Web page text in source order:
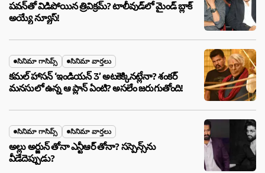
పవన్‌తో విడిపోయిన త్రివిక్రమ్? టాలీవుడ్‌లో మైండ్ బ్లాక్
అయ్యే న్యూస్!
సినిమా గాసిప్స్ సినిమా వార్తలు
కమల్ హాసన్ ‘ఇండియన్ 3’ అటకెక్కినట్లేనా? శంకర్
మనసులో ఉన్న ఆ ప్లాన్ ఏంటి? అసలేం జరుగుతోంది!
సినిమా గాసిప్స్ సినిమా వార్తలు
అల్లు అర్జున్ తోనా ఎన్టీఆర్ తోనా? సస్పెన్స్‌ను
వీడేదెప్పుడు?